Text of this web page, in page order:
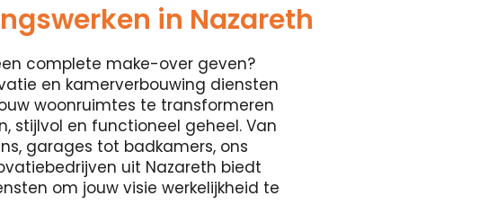
in Nazareth
complete make-over geven?
en kamerverbouwing diensten
woonruimtes te transformeren
stijlvol en functioneel geheel. Van
garages tot badkamers, ons
uit Nazareth biedt
om jouw visie werkelijkheid te